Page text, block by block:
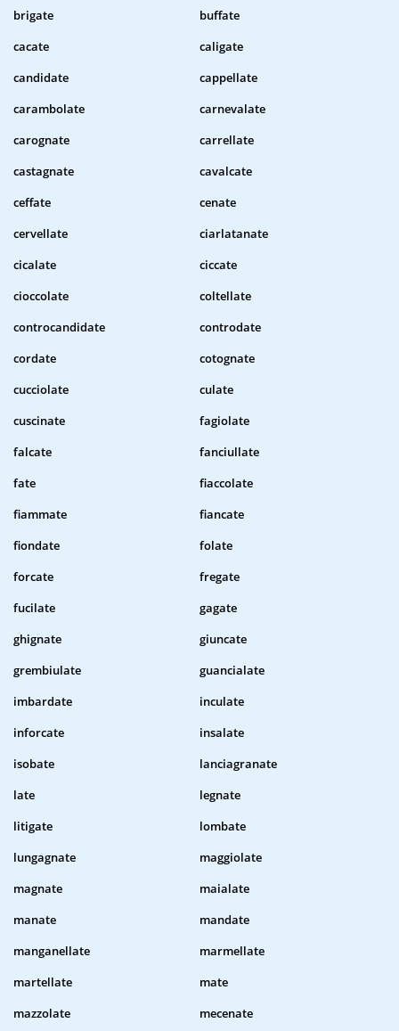
brigate
buffate
cacate
caligate
candidate
cappellate
carambolate
carnevalate
carognate
carrellate
castagnate
cavalcate
ceffate
cenate
cervellate
ciarlatanate
cicalate
ciccate
cioccolate
coltellate
controcandidate
controdate
cordate
cotognate
cucciolate
culate
cuscinate
fagiolate
falcate
fanciullate
fate
fiaccolate
fiammate
fiancate
fiondate
folate
forcate
fregate
fucilate
gagate
ghignate
giuncate
grembiulate
guancialate
imbardate
inculate
inforcate
insalate
isobate
lanciagranate
late
legnate
litigate
lombate
lungagnate
maggiolate
magnate
maialate
manate
mandate
manganellate
marmellate
martellate
mate
mazzolate
mecenate